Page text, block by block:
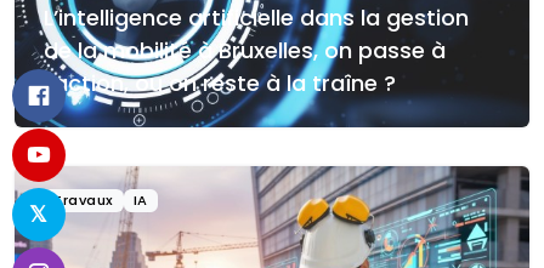
L’intelligence artificielle dans la gestion
de la mobilité à Bruxelles, on passe à
l’action, ou on reste à la traîne ?
Travaux IA